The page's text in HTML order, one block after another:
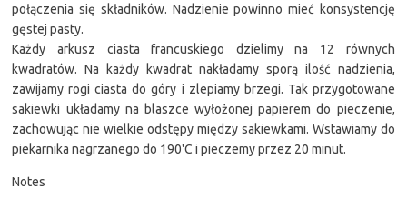
połączenia się składników. Nadzienie powinno mieć konsystencję
gęstej pasty.
Każdy arkusz ciasta francuskiego dzielimy na 12 równych
kwadratów. Na każdy kwadrat nakładamy sporą ilość nadzienia,
zawijamy rogi ciasta do góry i zlepiamy brzegi. Tak przygotowane
sakiewki układamy na blaszce wyłożonej papierem do pieczenie,
zachowując nie wielkie odstępy między sakiewkami. Wstawiamy do
piekarnika nagrzanego do 190'C i pieczemy przez 20 minut.
Notes